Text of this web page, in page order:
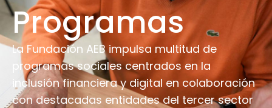
Programas
La Fundación AEB impulsa multitud de
programas sociales centrados en la
inclusión financiera y digital en colaboración
con destacadas entidades del tercer sector